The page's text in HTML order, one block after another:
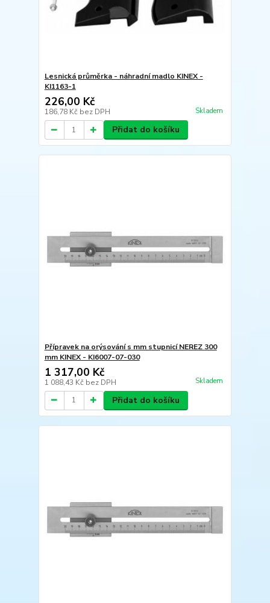
Lesnická průměrka - náhradní madlo KINEX -
KI1163-1
226,00 Kč
186,78 Kč bez DPH Skladem
Přidat do košíku
Přípravek na orýsování s mm stupnicí NEREZ 300
mm KINEX - KI6007-07-030
1 317,00 Kč
1 088,43 Kč bez DPH Skladem
Přidat do košíku